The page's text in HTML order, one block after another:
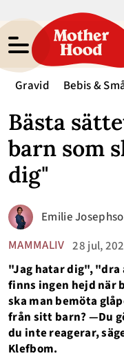
Gravid Bebis &
Bästa
barn som
dig"
MAMMALIV 28 jul,
Emilie
"Jag hatar dig", "dra
finns ingen hejd när
ska man bemöta
från sitt barn? —Du
du inte reagerar,
Klefbom.